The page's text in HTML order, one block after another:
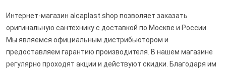
Интернет-магазин alcaplast.shop позволяет заказать
оригинальную сантехнику с доставкой по Москве и России.
Мы являемся официальным дистрибьютором и
предоставляем гарантию производителя. В нашем магазине
регулярно проходят акции и действуют скидки. Благодаря им